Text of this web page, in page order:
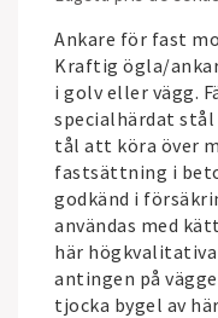
Ankare för fast
Kraftig ögla/
i golv eller vägg.
specialhärdat stål
tål att köra över
fastsättning i
godkänd i
användas med
här
antingen på
tjocka bygel av